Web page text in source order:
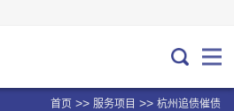
首页 >> 服务项目 >> 杭州追债催债